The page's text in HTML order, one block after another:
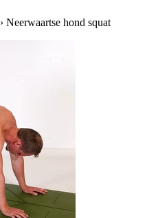
› Neerwaartse hond squat